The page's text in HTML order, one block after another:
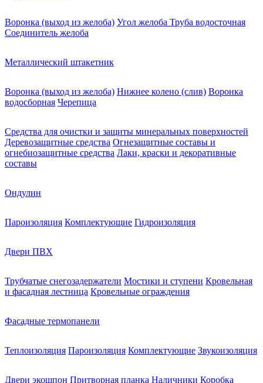
Воронка (выход из желоба) Угол желоба Труба водосточная
Соединитель желоба
Металлический штакетник
Воронка (выход из желоба) Нижнее колено (слив) Воронка
водосборная Черепица
Средства для очистки и защиты минеральных поверхностей
Деревозащитные средства Огнезащитные составы и
огнебиозащитные средства Лаки, краски и декоративные
составы
Ондулин
Пароизоляция Комплектующие Гидроизоляция
Двери ПВХ
Трубчатые снегозадержатели Мостики и ступени Кровельная
и фасадная лестница Кровельные ограждения
Фасадные термопанели
Теплоизоляция Пароизоляция Комплектующие Звукоизоляция
Двери экошпон Притворная планка Наличники Коробка